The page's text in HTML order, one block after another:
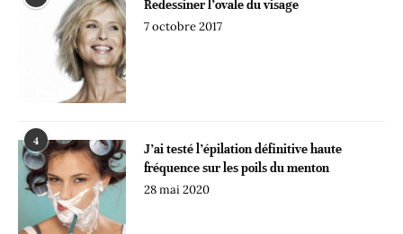
Redessiner l’ovale du visage
7 octobre 2017
4
J’ai testé l’épilation définitive haute
fréquence sur les poils du menton
28 mai 2020